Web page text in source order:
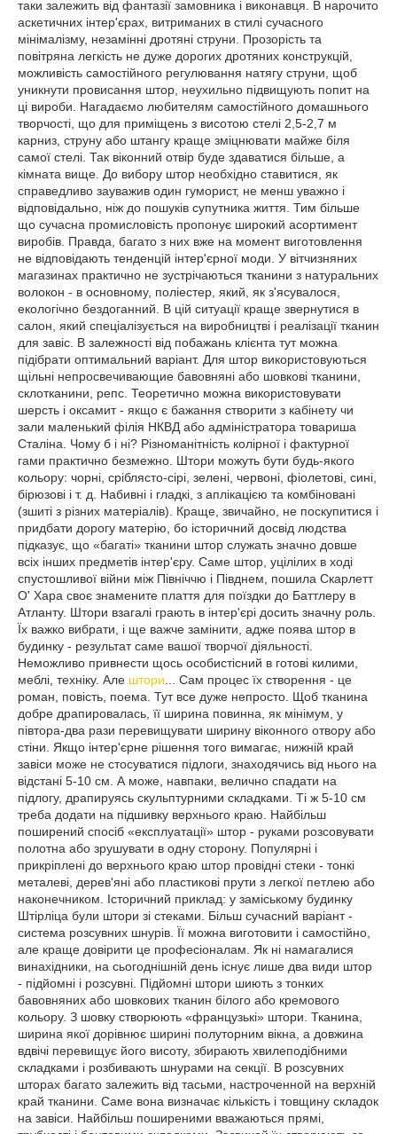
таки залежить від фантазії замовника і виконавця. В нарочито
аскетичних інтер'єрах, витриманих в стилі сучасного
мінімалізму, незамінні дротяні струни. Прозорість та
повітряна легкість не дуже дорогих дротяних конструкцій,
можливість самостійного регулювання натягу струни, щоб
уникнути провисання штор, неухильно підвищують попит на
ці вироби. Нагадаємо любителям самостійного домашнього
творчості, що для приміщень з висотою стелі 2,5-2,7 м
карниз, струну або штангу краще зміцнювати майже біля
самої стелі. Так віконний отвір буде здаватися більше, а
кімната вище. До вибору штор необхідно ставитися, як
справедливо зауважив один гуморист, не менш уважно і
відповідально, ніж до пошуків супутника життя. Тим більше
що сучасна промисловість пропонує широкий асортимент
виробів. Правда, багато з них вже на момент виготовлення
не відповідають тенденцій інтер'єрної моди. У вітчизняних
магазинах практично не зустрічаються тканини з натуральних
волокон - в основному, поліестер, який, як з'ясувалося,
екологічно бездоганний. В цій ситуації краще звернутися в
салон, який спеціалізується на виробництві і реалізації тканин
для завіс. В залежності від побажань клієнта тут можна
підібрати оптимальний варіант. Для штор використовуються
щільні непросвечивающие бавовняні або шовкові тканини,
склотканини, репс. Теоретично можна використовувати
шерсть і оксамит - якщо є бажання створити з кабінету чи
зали маленький філія НКВД або адміністратора товариша
Сталіна. Чому б і ні? Різноманітність колірної і фактурної
гами практично безмежно. Штори можуть бути будь-якого
кольору: чорні, сріблясто-сірі, зелені, червоні, фіолетові, сині,
бірюзові і т. д. Набивні і гладкі, з аплікацією та комбіновані
(зшиті з різних матеріалів). Краще, звичайно, не поскупитися і
придбати дорогу матерію, бо історичний досвід людства
підказує, що «багаті» тканини штор служать значно довше
всіх інших предметів інтер'єру. Саме штор, уцілілих в ході
спустошливої війни між Північчю і Півднем, пошила Скарлетт
О' Хара своє знамените плаття для поїздки до Баттлеру в
Атланту. Штори взагалі грають в інтер'єрі досить значну роль.
Їх важко вибрати, і ще важче замінити, адже поява штор в
будинку - результатсаме вашої творчої діяльності.
Неможливо привнести щось особистісний в готові килими,
меблі, техніку. Але штори ... Сам процес їх створення - це
роман, повість, поема. Тут все дуже непросто. Щоб тканина
добре драпировалась, її ширина повинна, як мінімум, у
півтора-два рази перевищувати ширину віконного отвору або
стіни. Якщо інтер'єрне рішення того вимагає, нижній край
завіси може не стосуватися підлоги, знаходячись від нього на
відстані 5-10 см. А може, навпаки, велично спадати на
підлогу, драпируясь скульптурними складками. Ті ж 5-10 см
треба додати на підшивку верхнього краю. Найбільш
поширений спосіб «експлуатації» штор - руками розсовувати
полотна або зрушувати в одну сторону. Популярні і
прикріплені до верхнього краю штор провідні стеки - тонкі
металеві, дерев'яні або пластикові прути з легкої петлею або
наконечником. Історичний приклад: у заміському будинку
Штірліца були штори зі стеками. Більш сучасний варіант -
система розсувних шнурів. Її можна виготовити і самостійно,
але краще довірити це професіоналам. Як ні намагалися
винахідники, на сьогоднішній день існує лише два види штор
- підйомні і розсувні. Підйомні штори шиють з тонких
бавовняних або шовкових тканин білого або кремового
кольору. З шовку створюють «французькі» штори. Тканина,
ширина якої дорівнює ширині полуторним вікна, а довжина
вдвічі перевищує його висоту, збирають хвилеподібними
складками і розбивають шнурами на секції. В розсувних
шторах багато залежить від тасьми, настроченной на верхній
край тканини. Саме вона визначає кількість і товщину складок
на завіси. Найбільш поширеними вважаються прямі,